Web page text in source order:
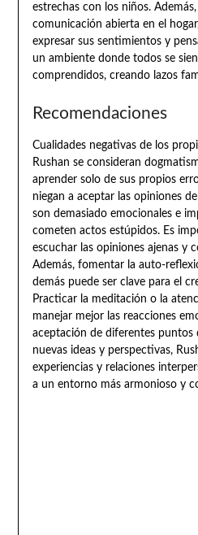
estrechas con los niños.
comunicación abierta en el
expresar sus sentimientos y
un ambiente donde todos se
comprendidos, creando lazos
Recomendaciones
Cualidades negativas de los
Rushan se consideran
aprender solo de sus propios
niegan a aceptar las opiniones
son demasiado emocionales e
cometen actos estúpidos. Es
escuchar las opiniones ajenas y
Además, fomentar la auto-
demás puede ser clave para el
Practicar la meditación o la
manejar mejor las reacciones
aceptación de diferentes puntos
nuevas ideas y perspectivas,
experiencias y relaciones
a un entorno más armonioso y